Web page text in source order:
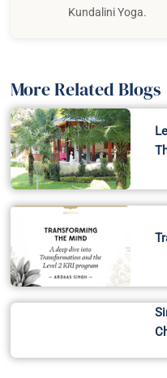
Kundalini Yoga.
More Related Blogs